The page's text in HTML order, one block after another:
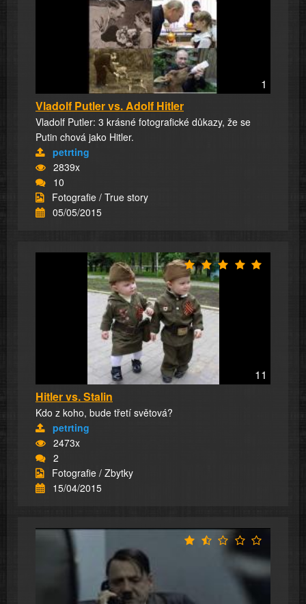
1
Vladolf Putler vs. Adolf Hitler
Vladolf Putler: 3 krásné fotografické důkazy, že se
Putin chová jako Hitler.
petrting
2839x
10
Fotografie / True story
05/05/2015
11
Hitler vs. Stalin
Kdo z koho, bude třetí světová?
petrting
2473x
2
Fotografie / Zbytky
15/04/2015